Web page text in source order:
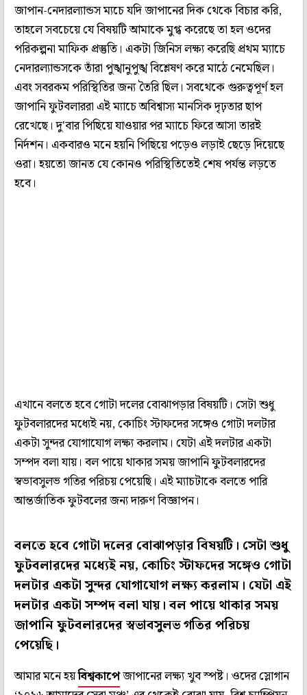
জাপান-নেদারল্যান্ডস ম্যচে যদি জাপানের দিক থেকে বিচার করি,
তাহলে সবচেয়ে যে বিষয়টি আমাকে মুগ্ধ করেছে তা হল ওদের
পরিকল্পনা মাফিক প্রস্তুতি। একটা জিনিস লক্ষ্য করেছি প্রথম ম্যাচে
নেদারল্যান্ডসকে তাঁরা পুঙ্খানুপুঙ্খ বিশ্লেষণ করে মাঠে নেমেছিল।
এবং সবরকম পরিস্থিতির জন্য তৈরি ছিল। সবথেকে গুরুত্বপূর্ণ হল
জাপানি ফুটবলাররা এই ম্যাচে অবিশ্বাস্য মানসিক দৃঢ়তার ছাপ
রেখেছে। দু'বার পিছিয়ে যাওয়ার পর ম্যাচে ফিরে আসা তারই
নির্দশন। একবারও মনে হয়নি পিছিয়ে পড়েও লড়াই ছেড়ে দিয়েছে
ওরা। হয়তো জানত যে কোনও পরিস্থিতিতেই শেষ পর্যন্ত লড়তে
হবে।
এখানে বলতে হবে গোটা দলের বোঝাপড়ার বিষয়টি। সেটা শুধু
ফুটবলারদের মধ্যেই নয়, কোচিং স্টাফদের সঙ্গেও গোটা দলটার
একটা সুন্দর যোগাযোগ লক্ষ্য করলাম। যেটা এই দলটার একটা
সম্পদ বলা যায়। বল পায়ে থাকার সময় জাপানি ফুটবলারদের
স্বভাবসুলভ গতির পরিচয় পেয়েছি। এই ম্যাচটাকে বলতে পারি
আন্তর্জাতিক ফুটবলের জন্য দারুণ বিজ্ঞাপন।
বলতে হবে গোটা দলের বোঝাপড়ার বিষয়টি। সেটা শুধু
ফুটবলারদের মধ্যেই নয়, কোচিং স্টাফদের সঙ্গেও গোটা
দলটার একটা সুন্দর যোগাযোগ লক্ষ্য করলাম। যেটা এই
দলটার একটা সম্পদ বলা যায়। বল পায়ে থাকার সময়
জাপানি ফুটবলারদের স্বভাবসুলভ গতির পরিচয়
পেয়েছি।
আমার মনে হয়বিশ্বকাপেজাপানের লক্ষ্য খুব স্পষ্ট। ওদের স্লোগান